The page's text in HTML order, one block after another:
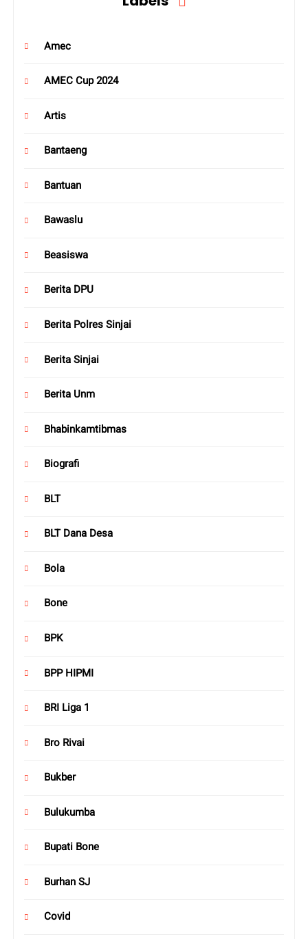
Amec
AMEC Cup 2024
Artis
Bantaeng
Bantuan
Bawaslu
Beasiswa
Berita DPU
Berita Polres Sinjai
Berita Sinjai
Berita Unm
Bhabinkamtibmas
Biografi
BLT
BLT Dana Desa
Bola
Bone
BPK
BPP HIPMI
BRI Liga 1
Bro Rivai
Bukber
Bulukumba
Bupati Bone
Burhan SJ
Covid